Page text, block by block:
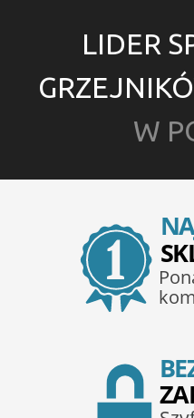
LIDER
W